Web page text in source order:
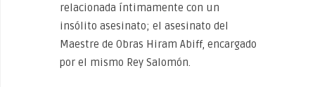
relacionada íntimamente con un
insólito asesinato; el asesinato del
Maestre de Obras Hiram Abiff, encargado
por el mismo Rey Salomón.